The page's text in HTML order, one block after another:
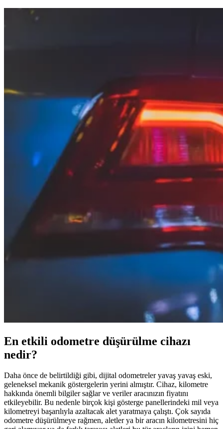
En etkili odometre düşürülme cihazı
nedir?
Daha önce de belirtildiği gibi, dijital odometreler yavaş yavaş eski,
geleneksel mekanik göstergelerin yerini almıştır. Cihaz, kilometre
hakkında önemli bilgiler sağlar ve veriler aracınızın fiyatını
etkileyebilir. Bu nedenle birçok kişi gösterge panellerindeki mil veya
kilometreyi başarılıyla azaltacak alet yaratmaya çalıştı. Çok sayıda
odometre düşürülmeye rağmen, aletler ya bir aracın kilometresini hiç